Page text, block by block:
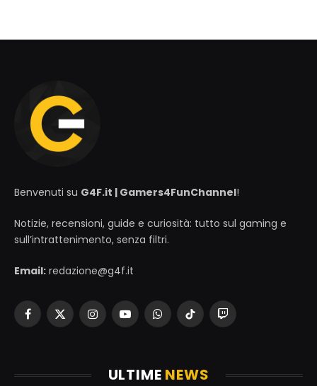
Benvenuti su G4F.it | Gamers4FunChannel!
Notizie, recensioni, guide e curiosità: tutto sul gaming e
sull’intrattenimento, senza filtri.
Email: redazione@g4f.it
Facebook
X
InstagramYouTubeWhatsAppTikTokTwitch
ULTIME NEWS